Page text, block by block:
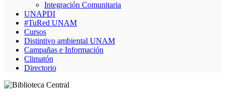
Integración Comunitaria
UNAPDI
#TuRed UNAM
Cursos
Distintivo ambiental UNAM
Campañas e Información
Climatón
Directorio